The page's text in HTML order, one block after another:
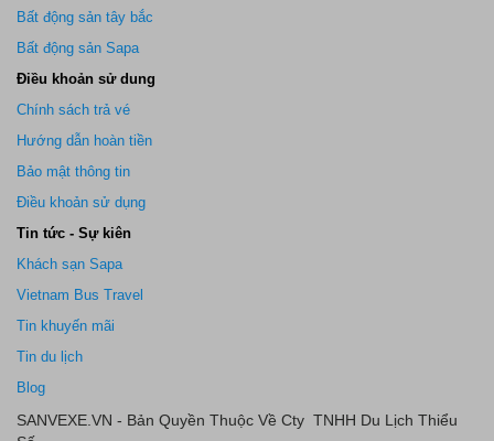
Bất động sản tây bắc
Bất động sản Sapa
Điều khoản sử dung
Chính sách trả vé
Hướng dẫn hoàn tiền
Bảo mật thông tin
Điều khoản sử dụng
Tin tức - Sự kiên
Khách sạn Sapa
Vietnam Bus Travel
Tin khuyến mãi
Tin du lịch
Blog
SANVEXE.VN - Bản Quyền Thuộc Về Cty TNHH Du Lịch Thiểu